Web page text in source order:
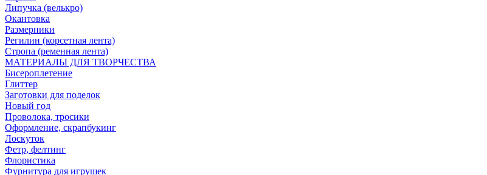
Липучка (велькро)
Окантовка
Размерники
Регилин (корсетная лента)
Стропа (ременная лента)
МАТЕРИАЛЫ ДЛЯ ТВОРЧЕСТВА
Бисероплетение
Глиттер
Заготовки для поделок
Новый год
Проволока, тросики
Оформление, скрапбукинг
Лоскуток
Фетр, фелтинг
Флористика
Фурнитура для игрушек